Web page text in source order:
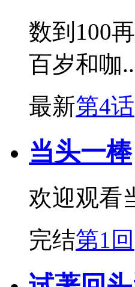
数到100
百岁和咖
最新第4话
当头一棒
欢迎观看
完结第1回